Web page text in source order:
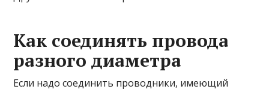
Как соединять провода
разного диаметра
Если надо соединить проводники, имеющий